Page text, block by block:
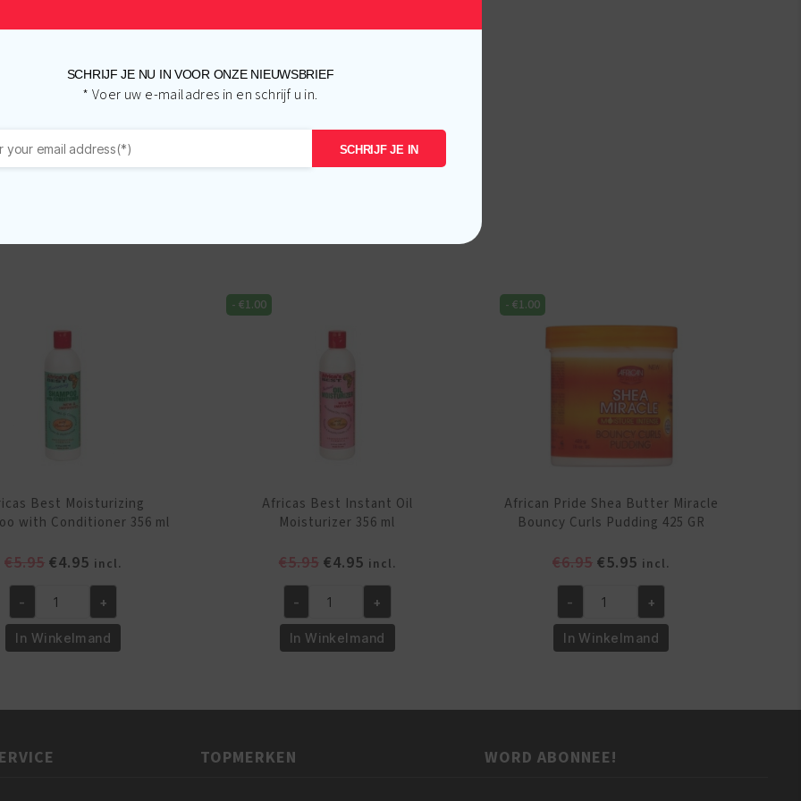
Best Moisturizing
with Conditioner 356 ml
€5.95 Oorspronkelijke
was:
€5.95.
€4.95 Huidige
prijs
is:
€4.95.
incl.
Best
Moisturizing
ml
- +
In Winkelmand
- €1.00
Africas Best Instant Oil
Moisturizer 356 ml
€5.95 Oorspronkelijke
was:
€5.95.
€4.95Huidige
prijs
is:
€4.95.
incl.
Best
Instant
aantal
- +
In Winkelmand
-€1.00
African Pride Shea Butter Miracle
Bouncy Curls Pudding 425 GR
€6.95 Oorspronkelijke
was:
€6.95.
€5.95 Huidige
prijs
is:
€5.95.
incl.
Pride
Shea
Pudding
- +
In Winkelmand
TOPMERKEN WORD ABONNEE!
SCHRIJF JE NU IN VOOR ONZE NIEUWSBRIEF
* Voer uw e-mailadres in en schrijf u in.
SCHRIJF JE IN